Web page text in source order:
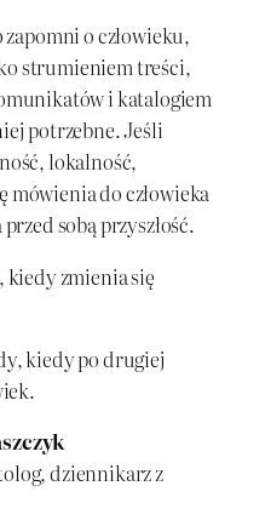
o człowieku,
strumieniem treści,
i katalogiem
potrzebne. Jeśli
lokalność,
mówienia do człowieka
sobą przyszłość.
zmienia się
kiedy po drugiej
dziennikarz z